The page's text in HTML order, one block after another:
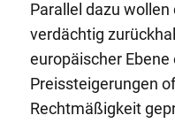
Parallel dazu
verdächtig
europäischer
Preissteigerungen
Rechtmäßigkeit